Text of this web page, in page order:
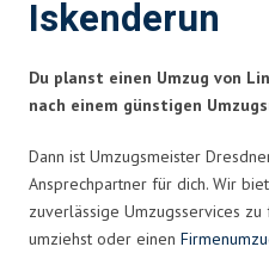
Iskenderun
Du planst einen Umzug von
nach einem günstigen
Dann ist Umzugsmeister
Ansprechpartner für dich. Wir
zuverlässige Umzugsservices
umziehst oder einen